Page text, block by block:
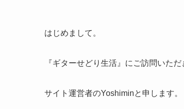
はじめまして。
『ギターせどり生活』にご訪問いた
サイト運営者のYoshiminと申します。